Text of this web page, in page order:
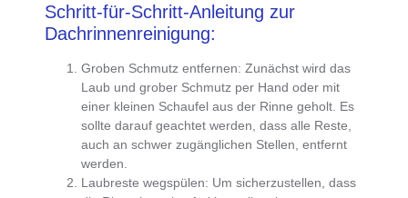
Schritt-für-Schritt-Anleitung zur
Dachrinnenreinigung:
Groben Schmutz entfernen: Zunächst wird das
Laub und grober Schmutz per Hand oder mit
einer kleinen Schaufel aus der Rinne geholt . Es
sollte darauf geachtet werden, dass alle Reste,
auch an schwer zugänglichen Stellen, entfernt
werden.
Laubreste wegspülen: Um sicherzustellen, dass